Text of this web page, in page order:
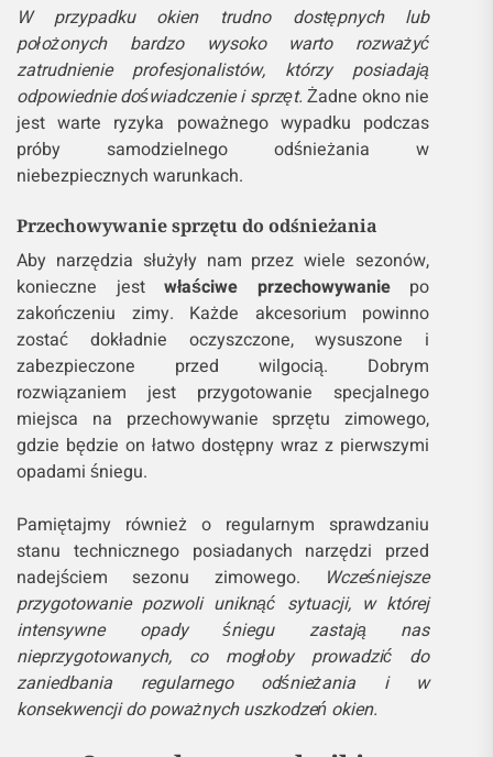
W przypadku okien trudno dostępnych lub
położonych bardzo wysoko warto rozważyć
zatrudnienie profesjonalistów, którzy posiadają
odpowiednie doświadczenie i sprzęt. Żadne okno nie
jest warte ryzyka poważnego wypadku podczas
próby samodzielnego odśnieżania w
niebezpiecznych warunkach.
Przechowywanie sprzętu do odśnieżania
Aby narzędzia służyły nam przez wiele sezonów,
konieczne jestwłaściwe przechowywaniepo
zakończeniu zimy. Każde akcesorium powinno
zostać dokładnie oczyszczone, wysuszone i
zabezpieczone przed wilgocią. Dobrym
rozwiązaniem jest przygotowanie specjalnego
miejsca na przechowywanie sprzętu zimowego,
gdzie będzie on łatwo dostępny wraz z pierwszymi
opadami śniegu.
Pamiętajmy również o regularnym sprawdzaniu
stanu technicznego posiadanych narzędzi przed
nadejściem sezonu zimowego.
Wcześniejsze
przygotowanie pozwoli uniknąć sytuacji, w której
intensywne opady śniegu zastają nas
nieprzygotowanych, co mogłoby prowadzić do
zaniedbania regularnego odśnieżania i w
konsekwencji do poważnych uszkodzeń okien.